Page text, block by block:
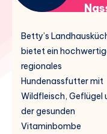
Betty’s
bietet ein
regionales
Hundenassfutter mit
Wildfleisch, Geflügel
der gesunden
Vitaminbombe